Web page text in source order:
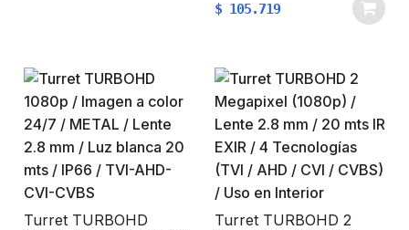
102°)20 Metros de luz
imagen siempre a
color)Soporta 4
Tecnologias,
selecciónable en…
$ 105.719
Turret TURBOHD
Turret TURBOHD 2